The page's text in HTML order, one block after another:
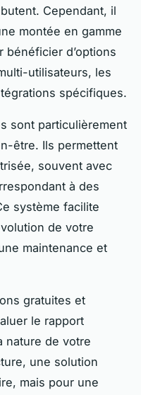
Cependant, il
montée en gamme
d’options
utilisateurs, les
spécifiques.
sont particulièrement
être. Ils permettent
souvent avec
à des
système facilite
de votre
maintenance et
gratuites et
le rapport
nature de votre
une solution
mais pour une